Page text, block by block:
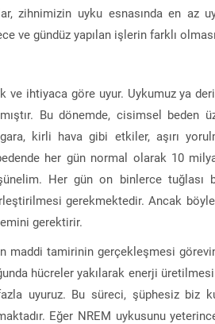
zihnimizin uyku esnasında en az
ve gündüz yapılan işlerin farklı
ve ihtiyaca göre uyur. Uykumuz ya
Bu dönemde, cisimsel beden
kirli hava gibi etkiler, aşırı
her gün normal olarak 10
Her gün on binlerce tuğlası
gerekmektedir. Ancak böyle
gerektirir.
maddi tamirinin gerçekleşmesi
hücreler yakılarak enerji
uyuruz. Bu süreci, şüphesiz biz
Eğer NREM uykusunu